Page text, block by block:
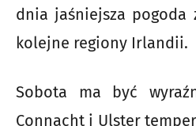
dnia jaśniejsza pogoda
kolejne regiony Irlandii.
Sobota ma być
Connacht i Ulster